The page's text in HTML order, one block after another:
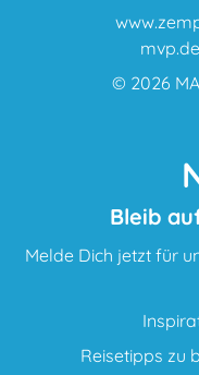
© 2026
Bleib
Melde Dich jetzt für
Reisetipps zu